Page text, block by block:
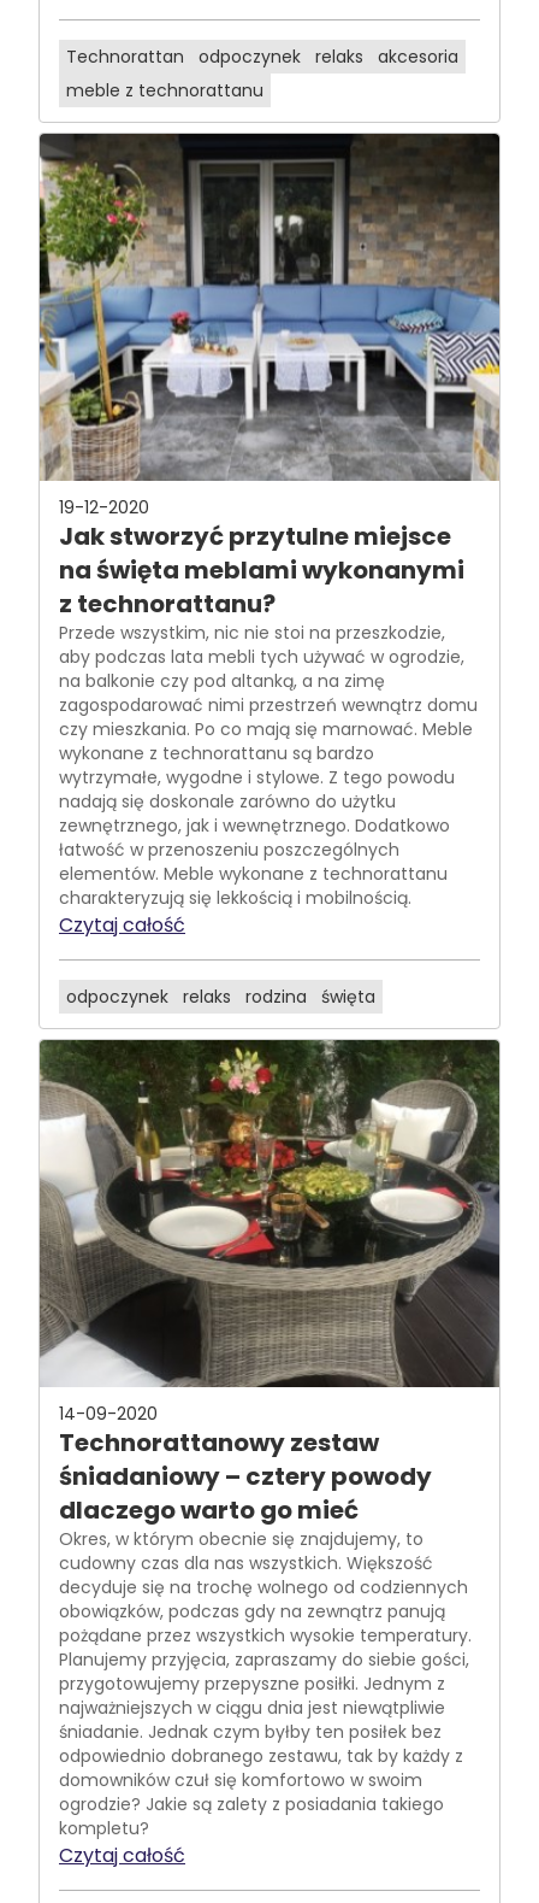
Technorattan odpoczynek relaks
akcesoria
meble z technorattanu
19-12-2020
Jak stworzyć przytulne miejsce
na święta meblami wykonanymi
z technorattanu?
Przede wszystkim, nic nie stoi na przeszkodzie,
aby podczas lata mebli tych używać w ogrodzie,
na balkonie czy pod altanką, a na zimę
zagospodarować nimi przestrzeń wewnątrz domu
czy mieszkania. Po co mają się marnować. Meble
wykonane z technorattanu są bardzo
wytrzymałe, wygodne i stylowe. Z tego powodu
nadają się doskonale zarówno do użytku
zewnętrznego, jak i wewnętrznego. Dodatkowo
łatwość w przenoszeniu poszczególnych
elementów. Meble wykonane z technorattanu
charakteryzują się lekkością i mobilnością.
Czytaj całość
odpoczynek relaks rodzina święta
14-09-2020
Technorattanowy zestaw
śniadaniowy – cztery powody
dlaczego warto go mieć
Okres, w którym obecnie się znajdujemy, to
cudowny czas dla nas wszystkich. Większość
decyduje się na trochę wolnego od codziennych
obowiązków, podczas gdy na zewnątrz panują
pożądane przez wszystkich wysokie temperatury.
Planujemy przyjęcia, zapraszamy do siebie gości,
przygotowujemy przepyszne posiłki. Jednym z
najważniejszych w ciągu dnia jest niewątpliwie
śniadanie. Jednak czym byłby ten posiłek bez
odpowiednio dobranego zestawu, tak by każdy z
domowników czuł się komfortowo w swoim
ogrodzie? Jakie są zalety z posiadania takiego
kompletu?
Czytaj całość